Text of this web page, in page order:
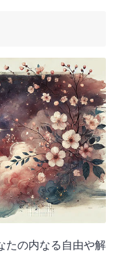
たの内なる自由や解